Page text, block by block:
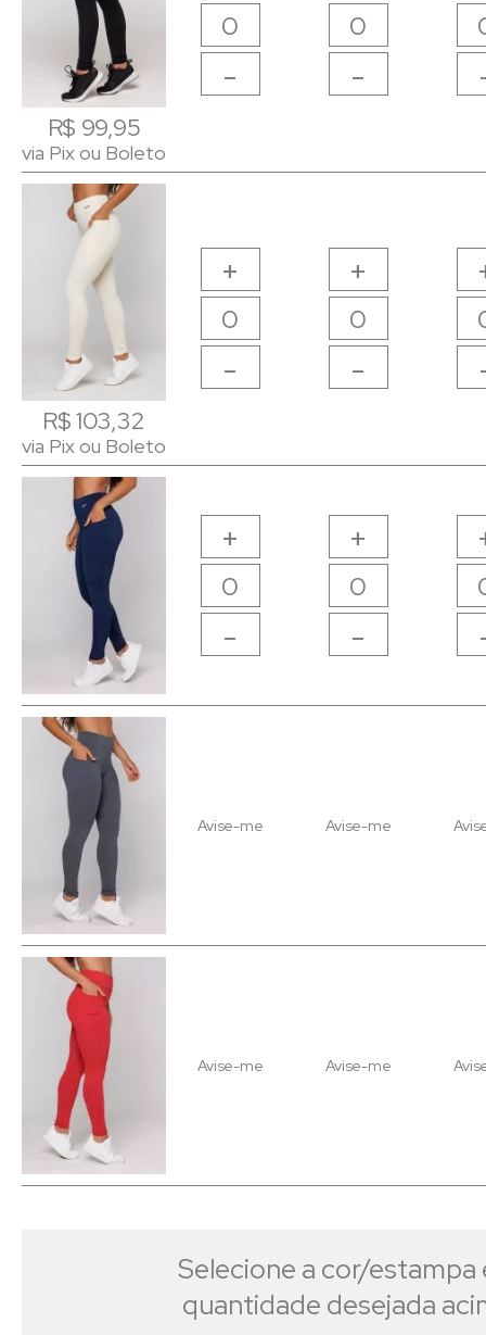
R$ 99,95
via Pix ou Boleto
- -
R$ 103,32
via Pix ou Boleto
+
-
+
-
+
-
+
-
Avise-me Avise-me
Avise-me Avise-me
R$ 99,95
via Pix ou Boleto
R$ 103,32
via Pix ou Boleto
Selecione a cor/estampa
quantidade desejada